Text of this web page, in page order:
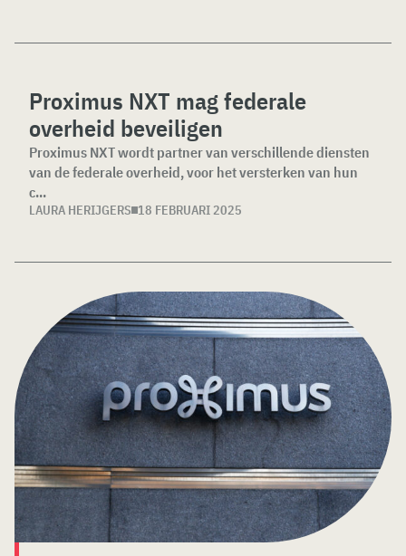
Proximus NXT mag federale
overheid beveiligen
Proximus NXT wordt partner van verschillende diensten
van de federale overheid, voor het versterken van hun
c...
LAURA HERIJGERS 18 FEBRUARI 2025